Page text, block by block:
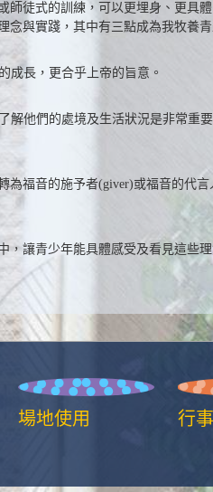
徒式的訓練，可以更埋身、更具
與實踐，其中有三點成為我牧養青
成長，更合乎上帝的旨意。
解他們的處境及生活狀況是非常
為福音的施予者(giver)或福音的代
讓青少年能具體感受及看見這些
場地使用 行